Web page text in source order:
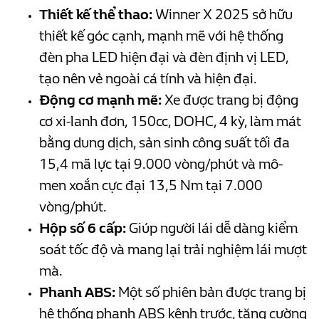
Thiết kế thể thao:Winner X 2025 sở hữu
thiết kế góc cạnh, mạnh mẽ với hệ thống
đèn pha LED hiện đại và đèn định vị LED,
tạo nên vẻ ngoài cá tính và hiện đại.
Động cơ mạnh mẽ:Xe được trang bị động
cơ xi-lanh đơn, 150cc, DOHC, 4 kỳ, làm mát
bằng dung dịch, sản sinh công suất tối đa
15,4 mã lực tại 9.000 vòng/phút và mô-
men xoắn cực đại 13,5 Nm tại 7.000
vòng/phút.
Hộp số 6 cấp: Giúp người lái dễ dàng kiểm
soát tốc độ và mang lại trải nghiệm lái mượt
mà.
Phanh ABS: Một số phiên bản được trang bị
hệ thống phanh ABS kênh trước, tăng cường